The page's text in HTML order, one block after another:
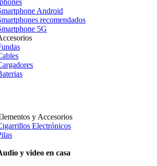
Android
recomendados
5G
y Accesorios
Electrónicos
y video en casa